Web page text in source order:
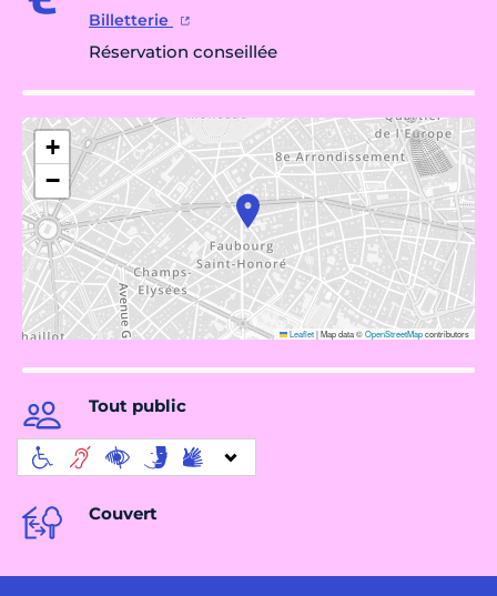
Billetterie
Réservation conseillée
+
−
Leaflet|Map data ©OpenStreetMapcontributors
Tout public
Couvert